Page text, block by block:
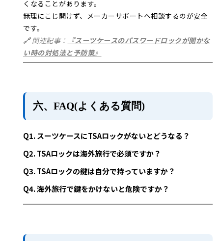
くなることがあります。
無理にこじ開けず、メーカーサポートへ相談するのが安全
です。
🔗関連記事：
『スーツケースのパスワードロックが開かな
い時の対処法と予防策』
六、FAQ(よくある質問)
Q1. スーツケースにTSAロックがないとどうなる？
Q2. TSAロックは海外旅行で必須ですか？
Q3. TSAロックの鍵は自分で持っていますか？
Q4. 海外旅行で鍵をかけないと危険ですか？